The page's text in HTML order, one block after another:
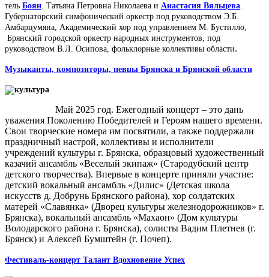
тель Боян. Татьяна Петровна Николаева и Анастасия Вяльцева.
Губернаторский симфонический оркестр под руководством Э.Б.
Амбарцумяна, Академический хор под управлением М. Бустилло,
Брянский городской оркестр народных инструментов, под
руководством В.Л. Осипова, фольклорные коллективы области.
Музыканты, композиторы, певцы Брянска и Брянской области
Май 2025 год. Ежегодный концерт – это дань
уважения Поколению Победителей и Героям нашего времени.
Свои творческие номера им посвятили, а также поддержали
праздничный настрой, коллективы и исполнители
учреждений культуры г. Брянска, образцовый художественный
казачий ансамбль «Веселый экипаж» (Стародубский центр
детского творчества). Впервые в концерте приняли участие:
детский вокальный ансамбль «Дилис» (Детская школа
искусств д. Добрунь Брянского района), хор солдатских
матерей «Славянка» (Дворец культуры железнодорожников» г.
Брянска), вокальный ансамбль «Махаон» (Дом культуры
Володарского района г. Брянска), солисты Вадим Плетнев (г.
Брянск) и Алексей Бумштейн (г. Почеп).
Фестиваль-концерт Талант Вдохновение Успех